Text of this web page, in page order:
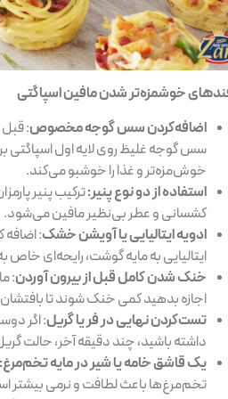
خوشمزه‌تر شدن مافین اسپاگتی
اضافه‌کردن سس گوجه مخصوص:
سس گوجه غلیظ روی لایه اول اسپاگتی
خوش‌مزه‌تر و غذا را خوشبو می‌کند.
استفاده از دو نوع پنیر:ترکیب پنیر
کشسانی و عطر بی‌نظیر مافین می‌شود.
ادویه ایتالیایی یا آویشن خشک:
ایتالیایی به مایه گوشت، رایحه‌ای
خنک شدن کامل قبل از بیرون آوردن:
اجازه بدهید کمی خنک شوند تا
تست‌کردن نهایی در فر یا گریل: اگر
داشته باشید، چند دقیقه آخر، حالت
یک قاشق خامه یا شیر در مایه تخم‌مرغ:
تخم‌مرغ‌ها باعث لطافت و نرمی بیشتر